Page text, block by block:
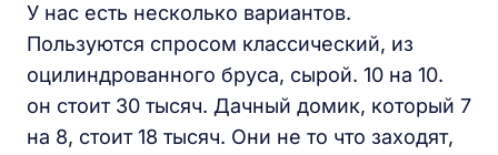
У нас есть несколько вариантов.
Пользуются спросом классический, из
оцилиндрованного бруса, сырой. 10 на 10.
он стоит 30 тысяч. Дачный домик, который 7
на 8, стоит 18 тысяч. Они не то что заходят,